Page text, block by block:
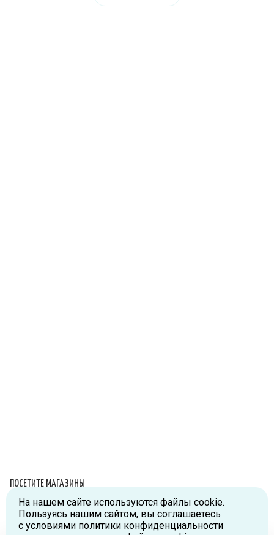
ПОСЕТИТЕ МАГАЗИНЫ
Схема проезда
г.Москва, ул.Большая Новодмитровская, д.36, стр.2., вход №5
На нашем сайте используются файлы cookie.
Пользуясь нашим сайтом, вы соглашаетесь
с условиями политики конфиденциальности